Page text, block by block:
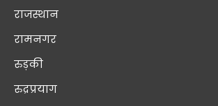
राजस्थान
रामनगर
रुड़की
रुद्रप्रयाग